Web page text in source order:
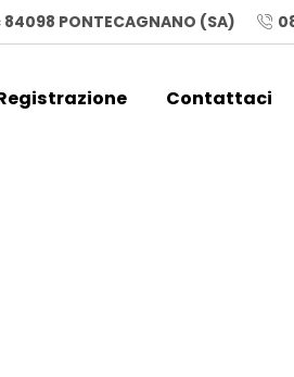
PONTECAGNANO (SA)
Contattaci